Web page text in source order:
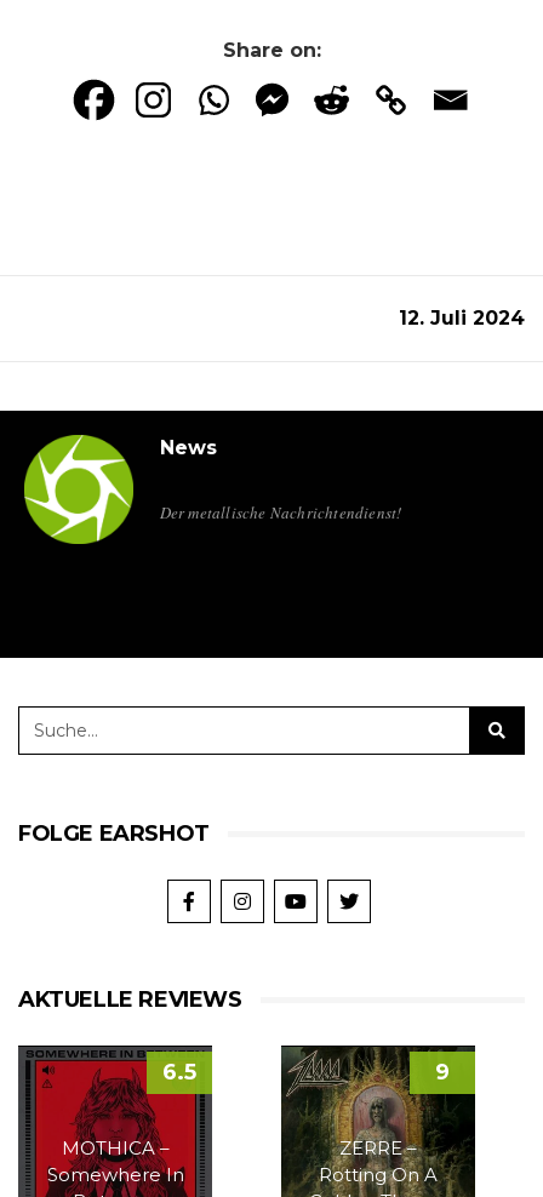
Share on:
12. Juli 2024
News
Der metallische Nachrichtendienst!
FOLGE EARSHOT
AKTUELLE REVIEWS
MOTHICA –
Somewhere In
6.5
ZERRE –
Rotting On A
9